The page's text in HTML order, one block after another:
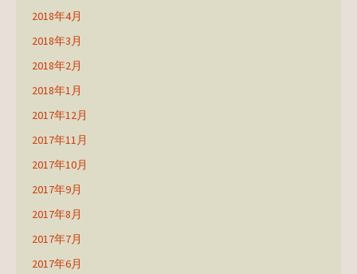
2018年4月
2018年3月
2018年2月
2018年1月
2017年12月
2017年11月
2017年10月
2017年9月
2017年8月
2017年7月
2017年6月